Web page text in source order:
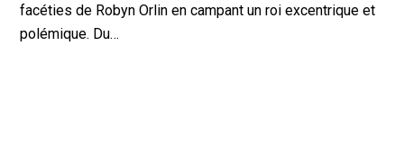
facéties de Robyn Orlin en campant un roi excentrique et
polémique. Du…